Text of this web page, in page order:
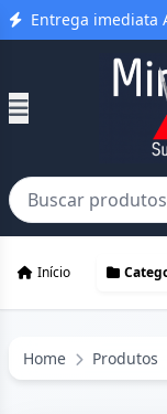
Entrega imediata
Início
Home Produtos